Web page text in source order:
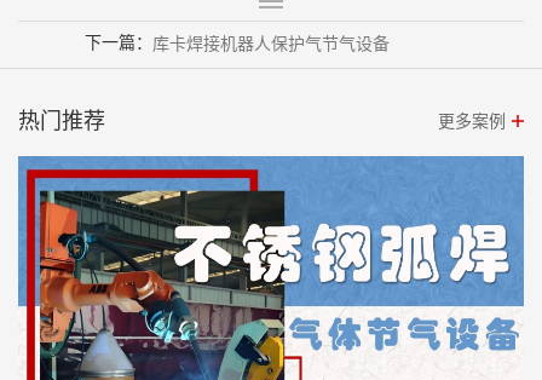
下一篇： 库卡焊接机器人保护气节气设备
热门推荐 更多案例